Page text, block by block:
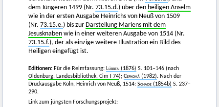
dem Jüngeren 1499 (Nr. 73.15.d.) über den heiligen Anselm
wie in der ersten Ausgabe Heinrichs von Neuß von 1509
(Nr. 73.15.e.) bis zur Darstellung Mariens mit dem
Jesusknaben wie in einer weiteren Ausgabe von 1514 (Nr.
73.15.f.), der als einzige weitere Illustration ein Bild des
Heiligen eingefügt ist.
Editionen: Für die Reimfassung: Lübben (1876) S. 101–146 (nach
Oldenburg, Landesbibliothek, Cim I 74); Cepková (1982). Nach der
Druckausgabe Köln, Heinrich von Neuß, 1514: Schade (1854b) S. 237–
290.
Link zum jüngsten Forschungsprojekt: